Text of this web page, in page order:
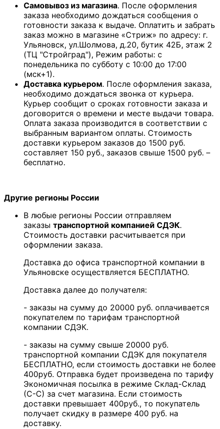
Самовывоз из магазина. После оформления
заказа необходимо дождаться сообщения о
готовности заказа к выдаче. Оплатить и забрать
заказ можно в магазине «Стриж» по адресу: г.
Ульяновск, ул.Шолмова, д.20, бутик 42Б, этаж 2
(ТЦ "Стройград"), Режим работы: с
понедельника по субботу с 10:00 до 17:00
(мск+1).
Доставка курьером. После оформления заказа,
необходимо дождаться звонка от курьера.
Курьер сообщит о сроках готовности заказа и
договорится о времени и месте выдачи товара.
Оплата заказа производится в соответствии с
выбранным вариантом оплаты. Стоимость
доставки курьером заказов до 1500 руб.
составляет 150 руб., заказов свыше 1500 руб. –
бесплатно.
Другие регионы России
В любые регионы России отправляем
заказы транспортной компанией СДЭК.
Стоимость доставки расчитывается при
оформлении заказа.
Доставка до офиса транспортной компании в
Ульяновске осуществляется БЕСПЛАТНО.
Доставка далее до получателя:
- заказы на сумму до 20000 руб. оплачивается
покупателем по тарифам транспортной
компании СДЭК.
- заказы на сумму свыше 20000 руб.
транспортной компании СДЭК для покупателя
БЕСПЛАТНО, если стоимость доставки не более
400руб. Отправка будет произведена по тарифу
Экономичная посылка в режиме Склад-Склад
(С-С) за счет магазина. Если стоимость
доставки превышает 400руб., то покупатель
получает скидку в размере 400 руб. на
доставку.